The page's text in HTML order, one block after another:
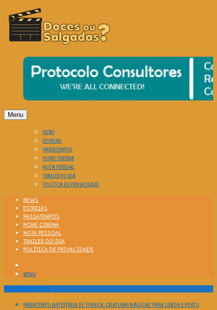
DOCES OU SALGADAS?
O Cinema? Uma Paixão!!
Menu
NEWS
ESTREIAS
PASSATEMPOS
HOME CINEMA
NOTA PESSOAL
TRAILER DO DIA
POLÍTICA DE PRIVACIDADE
NEWS
ESTREIAS
PASSATEMPOS
HOME CINEMA
NOTA PESSOAL
TRAILER DO DIA
POLÍTICA DE PRIVACIDADE
MENU
Passatempos
PASSATEMPO ANTESTREIA DE ‘FINNICK: CRIATURAS MÁGICAS’ PARA LISBOA E PORTO